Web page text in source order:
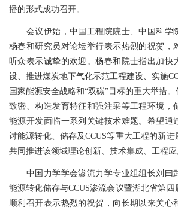
播的形式成功召开。
会议伊始，中国工程院院士、中国科学
杨春和研究员对论坛举行表示热烈的祝贺，
听众表示诚挚的欢迎。杨春和院士指出加快
设、推进煤炭地下气化示范工程建设、实施
国家能源安全战略和“双碳”目标的重大举措。
致密、构造发育特征和强注采等工程环境，
能源开发面临一系列关键技术难题。希望通
讨能源转化、储存及CCUS等重大工程的新进
共同推进该领域理论创新、技术集成、工程应
中国力学学会渗流力学专业组组长刘曰
能源转化储存与CCUS渗流会议暨湖北省第
顺利召开表示热烈的祝贺，向长期以来关心